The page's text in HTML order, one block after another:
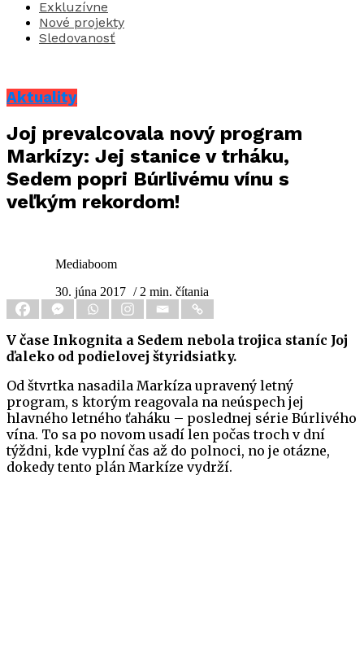
Exkluzívne
Nové projekty
Sledovanosť
Aktuality
Joj prevalcovala nový program
Markízy: Jej stanice v trháku,
Sedem popri Búrlivému vínu s
veľkým rekordom!
Mediaboom
30. júna 2017 / 2 min. čítania
V čase Inkognita a Sedem nebola trojica staníc Joj
ďaleko od podielovej štyridsiatky.
Od štvrtka nasadila Markíza upravený letný
program, s ktorým reagovala na neúspech jej
hlavného letného ťaháku – poslednej série Búrlivého
vína. To sa po novom usadí len počas troch v dní
týždni, kde vyplní čas až do polnoci, no je otázne,
dokedy tento plán Markíze vydrží.